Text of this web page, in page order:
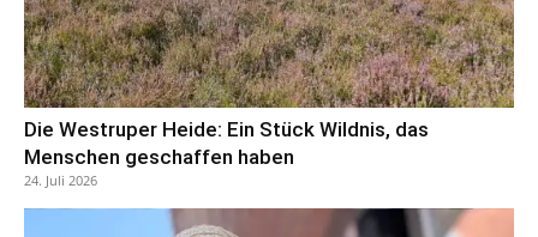
Die Westruper Heide: Ein Stück Wildnis, das
Menschen geschaffen haben
24. Juli 2026